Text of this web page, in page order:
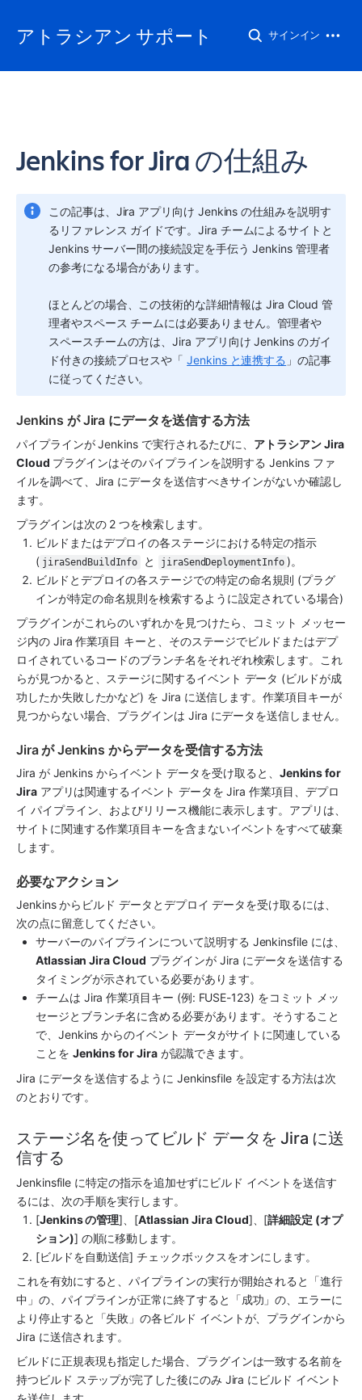
アトラシアン サポート サインイン
Jenkins for Jira の仕組み
この記事は、Jira アプリ向け Jenkins の仕組みを説明す
るリファレンス ガイドです。Jira チームによるサイトと
Jenkins サーバー間の接続設定を手伝う Jenkins 管理者
の参考になる場合があります。
ほとんどの場合、この技術的な詳細情報は Jira Cloud 管
理者やスペース チームには必要ありません。管理者や
スペースチームの方は、Jira アプリ向け Jenkins のガイ
ド付きの接続プロセスや「 Jenkins と連携する 」の記事
に従ってください。
Jenkins が Jira にデータを送信する方法
パイプラインが Jenkins で実行されるたびに、 アトラシアン Jira
Cloud プラグインはそのパイプラインを説明する Jenkins ファ
イルを調べて、Jira にデータを送信すべきサインがないか確認し
ます。
プラグインは次の 2 つを検索します。
ビルドまたはデプロイの各ステージにおける特定の指示
( jiraSendBuildInfo と jiraSendDeploymentInfo )。
ビルドとデプロイの各ステージでの特定の命名規則 (プラグ
インが特定の命名規則を検索するように設定されている場合)
プラグインがこれらのいずれかを見つけたら、コミット メッセー
ジ内の Jira 作業項目 キーと、そのステージでビルドまたはデプ
ロイされているコードのブランチ名をそれぞれ検索します。これ
らが見つかると、ステージに関するイベント データ (ビルドが成
功したか失敗したかなど) を Jira に送信します。作業項目キーが
見つからない場合、プラグインは Jira にデータを送信しません。
Jira が Jenkins からデータを受信する方法
Jira が Jenkins からイベント データを受け取ると、 Jenkins for
Jira アプリは関連するイベント データを Jira 作業項目、デプロ
イ パイプライン、およびリリース機能に表示します。アプリは、
サイトに関連する作業項目キーを含まないイベントをすべて破棄
します。
必要なアクション
Jenkins からビルド データとデプロイ データを受け取るには、
次の点に留意してください。
サーバーのパイプラインについて説明する Jenkinsfile には、
Atlassian Jira Cloud プラグインが Jira にデータを送信する
タイミングが示されている必要があります。
チームは Jira 作業項目キー (例: FUSE-123) をコミット メッ
セージとブランチ名に含める必要があります。そうすること
で、Jenkins からのイベント データがサイトに関連している
ことを Jenkins for Jira が認識できます。
Jira にデータを送信するように Jenkinsfile を設定する方法は次
のとおりです。
ステージ名を使ってビルド データを Jira に送
信する
Jenkinsfile に特定の指示を追加せずにビルド イベントを送信す
るには、次の手順を実行します。
[Jenkins の管理]、[Atlassian Jira Cloud]、[詳細設定 (オプ
ション)] の順に移動します。
[ビルドを自動送信] チェックボックスをオンにします。
これを有効にすると、パイプラインの実行が開始されると「進行
中」の、パイプラインが正常に終了すると「成功」の、エラーに
より停止すると「失敗」の各ビルド イベントが、プラグインから
Jira に送信されます。
ビルドに正規表現も指定した場合、プラグインは一致する名前を
持つビルド ステップが完了した後にのみ Jira にビルド イベント